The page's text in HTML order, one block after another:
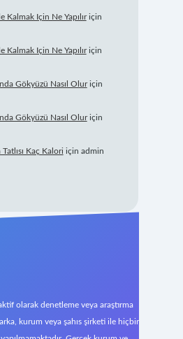
Kalmak Için Ne Yapılıriçin
Kalmak Için Ne Yapılıriçin
Gökyüzü Nasıl Oluriçin
Gökyüzü Nasıl Oluriçin
Kaç Kalori için admin
olarak denetleme veya araştırma
kurum veya şahıs şirketi ile hiçbir